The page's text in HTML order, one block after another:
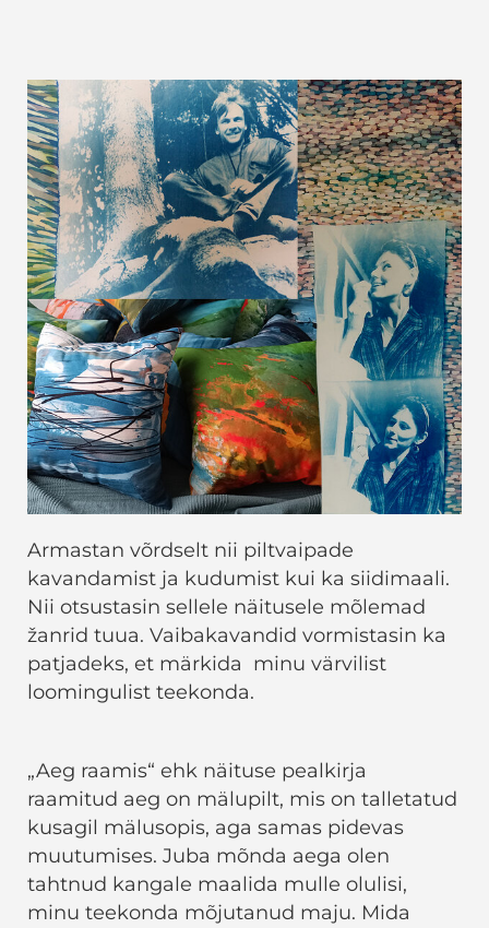
Armastan võrdselt nii piltvaipade
kavandamist ja kudumist kui ka siidimaali.
Nii otsustasin sellele näitusele mõlemad
žanrid tuua. Vaibakavandid vormistasin ka
patjadeks, et märkida minu värvilist
loomingulist teekonda.
„Aeg raamis“ ehk näituse pealkirja
raamitud aeg on mälupilt, mis on talletatud
kusagil mälusopis, aga samas pidevas
muutumises. Juba mõnda aega olen
tahtnud kangale maalida mulle olulisi,
minu teekonda mõjutanud maju. Mida